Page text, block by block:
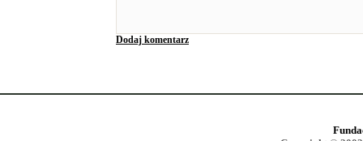
Dodaj komentarz